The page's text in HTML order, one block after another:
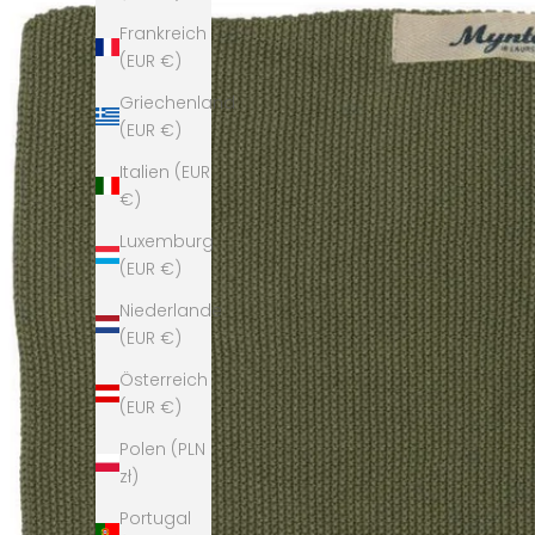
Frankreich
(EUR €)
Griechenland
(EUR €)
Italien (EUR
€)
Luxemburg
(EUR €)
Niederlande
(EUR €)
Österreich
(EUR €)
Polen (PLN
zł)
Portugal